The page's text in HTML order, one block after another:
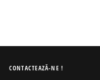
CONTACTEAZĂ-NE !